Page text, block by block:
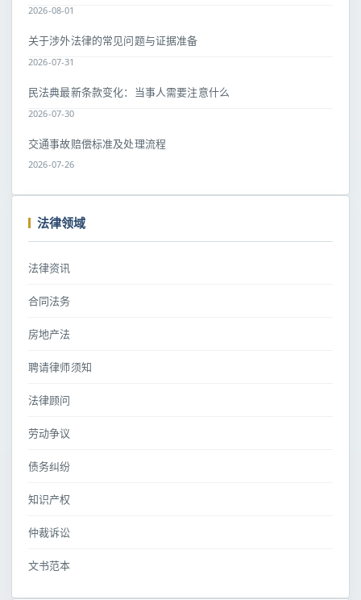
2026-08-01
关于涉外法律的常见问题与证据准备
2026-07-31
民法典最新条款变化：当事人需要注意什么
2026-07-30
交通事故赔偿标准及处理流程
2026-07-26
法律领域
法律资讯
合同法务
房地产法
聘请律师须知
法律顾问
劳动争议
债务纠纷
知识产权
仲裁诉讼
文书范本